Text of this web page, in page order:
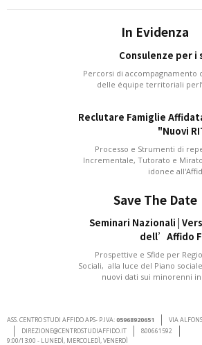
In Evidenza
Consulenze per i
Percorsi di accompagnamento
delle équipe territoriali
Reclutare Famiglie
"Nuovi
Processo e Strumenti di
Incrementale, Tutorato e
idonee
Save The Date
Seminari Nazionali |
dell’Affido
Prospettive e Sfide per
Sociali, alla luce del Piano
nuovi dati sui minorenni
ASS. CENTRO STUDI AFFIDO APS- P.IVA:05968920651
VIA
DIREZIONE@CENTROSTUDIAFFIDO.IT
800661592
9:00/13:00 - LUNEDÌ, MERCOLEDÌ, VENERDÌ